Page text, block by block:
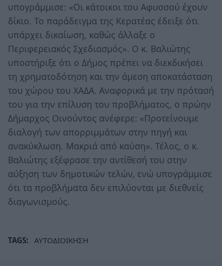
υπογράμμισε: «Οι κάτοικοι του Αφυσσού έχουν
δίκιο. Το παράδειγμα της Κερατέας έδειξε ότι
υπάρχει δικαίωση, καθώς άλλαξε ο
Περιφερειακός Σχεδιασμός». Ο κ. Βαλιώτης
υποστήριξε ότι ο Δήμος πρέπει να διεκδικήσει
τη χρηματοδότηση και την άμεση αποκατάσταση
του χώρου του ΧΑΔΑ. Αναφορικά με την πρότασή
του για την επίλυση του προβλήματος, ο πρώην
Δήμαρχος Οινούντος ανέφερε: «Προτείνουμε
διαλογή των απορριμμάτων στην πηγή και
ανακύκλωση. Μακριά από καύση». Τέλος, ο κ.
Βαλιώτης εξέφρασε την αντίθεσή του στην
αύξηση των δημοτικών τελών, ενώ υπογράμμισε
ότι τα προβλήματα δεν επιλύονται με διεθνείς
διαγωνισμούς.
TAGS: ΑΥΤΟΔΙΟΙΚΗΣΗ